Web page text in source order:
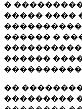
�
����� ����
������ �
������
��
���������